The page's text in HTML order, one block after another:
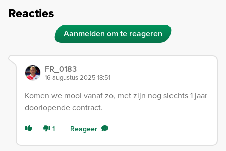
Reacties
Aanmelden om te reageren
FR_0183
16 augustus 2025 18:51
Komen we mooi vanaf zo, met zijn nog slechts 1 jaar
doorlopende contract.
1 Reageer